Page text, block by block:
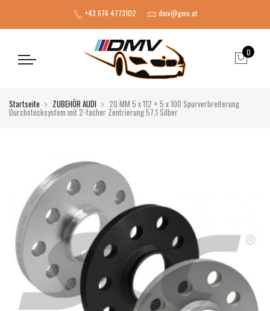
+43 676 4773102 dmv@gmx.at
0
Startseite ZUBEHÖR AUDI 20 MM 5 x 112 + 5 x 100 Spurverbreiterung
Durchstecksystem mit 2-facher Zentrierung 57,1 Silber